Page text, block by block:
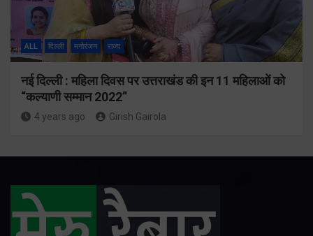
ALL दिल्ली मनोरंजन राज्य
नई दिल्ली : महिला दिवस पर उत्तराखंड की इन 11 महिलाओं को
“कल्याणी सम्मान 2022”
4 years ago Girish Gairola